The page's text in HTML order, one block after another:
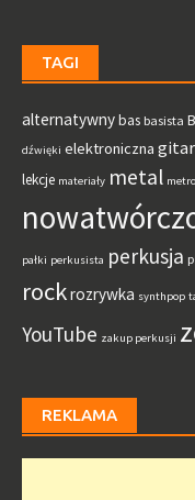
TAGI
alternatywnybas basista
dźwięki elektroniczna
lekcje materiały metal
pałki perkusista perkusja
rockrozrywka synthpop
YouTube zakup perkusji
REKLAMA